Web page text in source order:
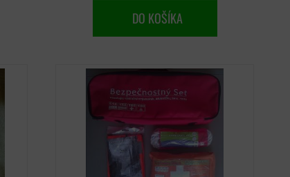
DO KOŠÍKA